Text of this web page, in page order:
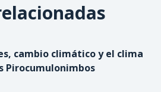
cambio climático y el clima
Pirocumulonimbos